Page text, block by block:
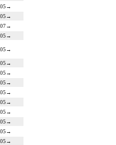
→
→
→
→
→
→
→
→
→
→
→
→
→
→